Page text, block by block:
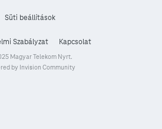
kártyák letiltását, valamint a hibabejelentést.
türelmeteket kérjük! Ezúton is nagyon
és a Telekom fórum csapata
Süti beállítások
Szabályzat Kapcsolat
Magyar Telekom Nyrt.
by Invision Community